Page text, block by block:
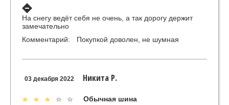
На снегу ведёт себя не очень, а так дорогу держит
замечательно
Комментарий:
Покупкой доволен, не шумная
03 декабря 2022 Никита Р.
Обычная шина